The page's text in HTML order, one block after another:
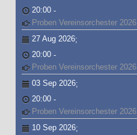
20:00 -
Proben Vereinsorchester 2026
27 Aug 2026;
20:00 -
Proben Vereinsorchester 2026
03 Sep 2026;
20:00 -
Proben Vereinsorchester 2026
10 Sep 2026;